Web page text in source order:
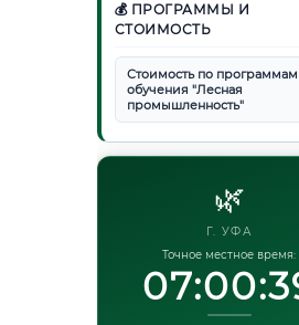
💰 ПРОГРАММЫ И
СТОИМОСТЬ
Стоимость по программам
обучения "Лесная
промышленность"
🌿
Г. УФА
Точное местное время: